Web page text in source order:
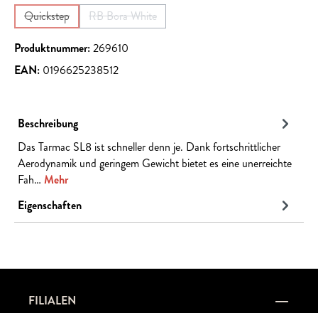
Quickstep
(Diese Option ist zurzeit nicht verfügbar.)
RB Bora White
(Diese Option ist zurzeit nicht verfügbar.)
Produktnummer:269610
EAN: 0196625238512
Beschreibung
Das Tarmac SL8 ist schneller denn je. Dank fortschrittlicher
Aerodynamik und geringem Gewicht bietet es eine unerreichte
Fah… Mehr
Eigenschaften
FILIALEN